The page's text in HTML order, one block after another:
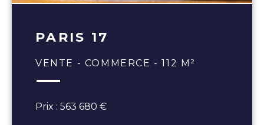
PARIS 17
VENTE - COMMERCE - 112 M²
Prix : 563 680 €